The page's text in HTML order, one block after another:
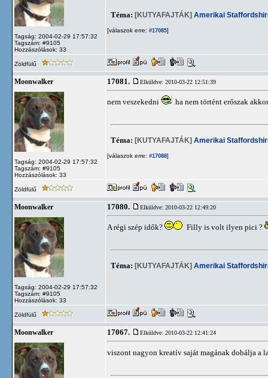
Tagság: 2004-02-29 17:57:32
Tagszám: #9105
Hozzászólások: 33
Téma: [KUTYAFAJTÁK] Amerikai
[válaszok erre: #17085]
Zöldfülű
Moonwalker
Tagság: 2004-02-29 17:57:32
Tagszám: #9105
Hozzászólások: 33
17081. Elküldve: 2010-03-22 12:51:39
nem veszekedni ha nem történt erőszak
Téma: [KUTYAFAJTÁK] Amerikai
[válaszok erre: #17088]
Zöldfülű
Moonwalker
Tagság: 2004-02-29 17:57:32
Tagszám: #9105
Hozzászólások: 33
17080. Elküldve: 2010-03-22 12:49:20
A régi szép idők? Filly is volt ilyen pici ?
Téma: [KUTYAFAJTÁK] Amerikai
Zöldfülű
Moonwalker 17067. Elküldve: 2010-03-22 12:41:24
viszont nagyon kreatív saját magának dobálja a